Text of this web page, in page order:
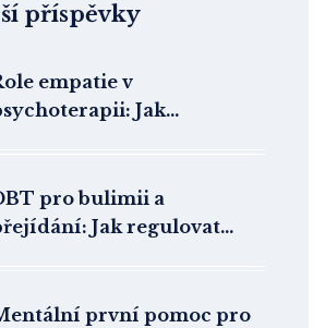
příspěvky
empatie v
Jak
pro bulimii a
Jak regulovat
první pomoc pro